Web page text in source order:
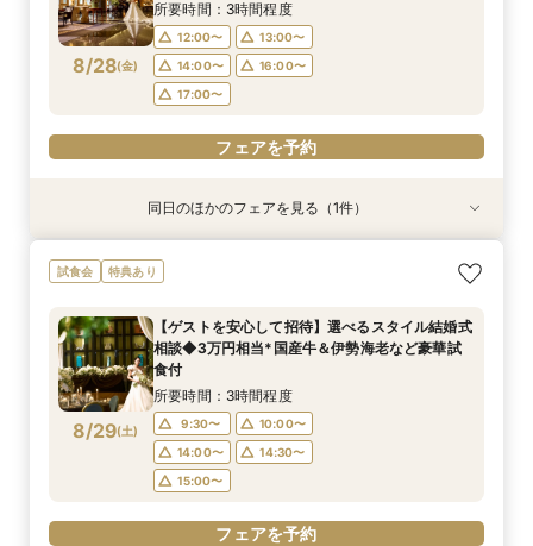
8/27(木)
14:00〜
16:00〜
17:00〜
フェアを予約
8/28(金)
所要時間：3時間程度
12:00〜
13:00〜
14:00〜
16:00〜
17:00〜
フェアを予約
8/28(金)
【10名～30名様/少人数婚相談会】専用会場と最
適プランご紹介
12:00〜
13:00〜
14:00〜
17:00〜
フェアを予約
同日のほかのフェアを見る（1件）
試食会 特典あり
8/29(土)
【ゲストを安心して招待】選べるスタイル結婚式
相談◆3万円相当*国産牛＆伊勢海老など豪華試
食付
所要時間：3時間程度
9:30〜
10:00〜
14:00〜
14:30〜
15:00〜
フェアを予約